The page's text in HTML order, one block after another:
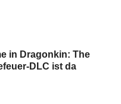
in Dragonkin: The
DLC ist da